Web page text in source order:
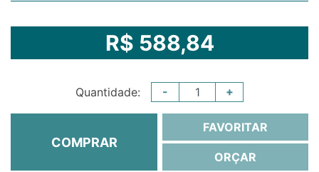
R$ 588,84
Quantidade: - +
COMPRAR
FAVORITAR
ORÇAR